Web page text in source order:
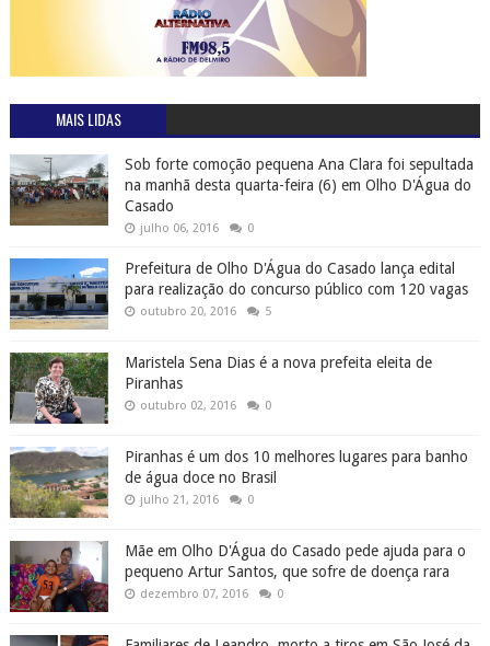
MAIS LIDAS
Sob forte comoção pequena Ana Clara foi sepultada
na manhã desta quarta-feira (6) em Olho D'Água do
Casado
julho 06, 2016 0
Prefeitura de Olho D'Água do Casado lança edital
para realização do concurso público com 120 vagas
outubro 20, 2016 5
Maristela Sena Dias é a nova prefeita eleita de
Piranhas
outubro 02, 2016 0
Piranhas é um dos 10 melhores lugares para banho
de água doce no Brasil
julho 21, 2016 0
Mãe em Olho D'Água do Casado pede ajuda para o
pequeno Artur Santos, que sofre de doença rara
dezembro 07, 2016 0